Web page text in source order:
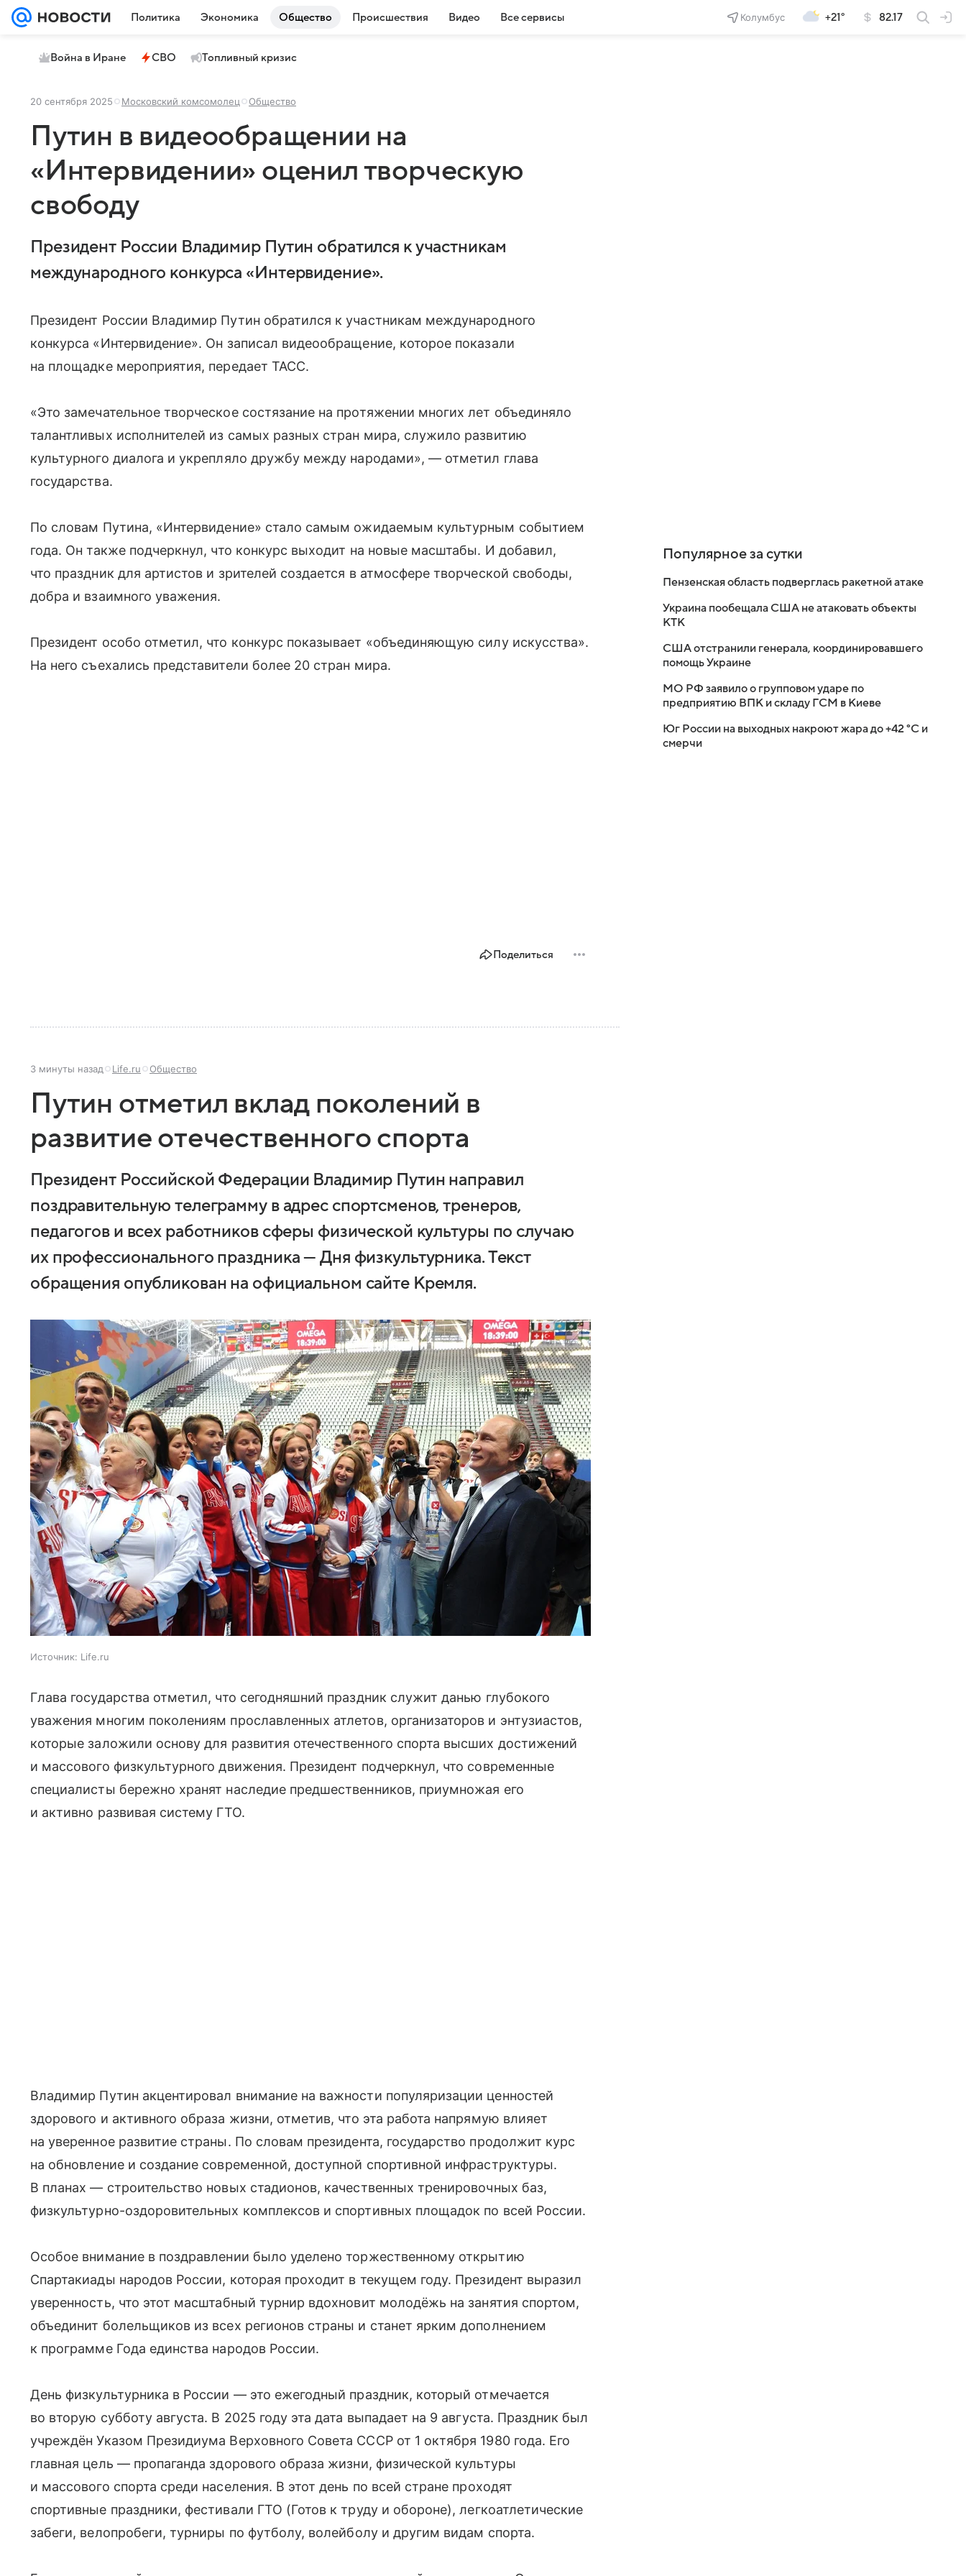
Политика Экономика Общество Происшествия Видео Все сервисы Колумбус +21° 82.17
Война в Иране СВО Топливный кризис
20 сентября 2025 Московский комсомолец Общество
Путин в видеообращении на
«Интервидении» оценил творческую
свободу
Президент России Владимир Путин обратился к участникам
международного конкурса «Интервидение».
Президент России Владимир Путин обратился к участникам международного
конкурса «Интервидение». Он записал видеообращение, которое показали
на площадке мероприятия, передает ТАСС.
«Это замечательное творческое состязание на протяжении многих лет объединяло
талантливых исполнителей из самых разных стран мира, служило развитию
культурного диалога и укрепляло дружбу между народами», — отметил глава
государства.
По словам Путина, «Интервидение» стало самым ожидаемым культурным событием
года. Он также подчеркнул, что конкурс выходит на новые масштабы. И добавил,
что праздник для артистов и зрителей создается в атмосфере творческой свободы,
добра и взаимного уважения.
Президент особо отметил, что конкурс показывает «объединяющую силу искусства».
На него съехались представители более 20 стран мира.
Поделиться
3 минуты назад Life.ru Общество
Путин отметил вклад поколений в
развитие отечественного спорта
Президент Российской Федерации Владимир Путин направил
поздравительную телеграмму в адрес спортсменов, тренеров,
педагогов и всех работников сферы физической культуры по случаю
их профессионального праздника — Дня физкультурника. Текст
обращения опубликован на официальном сайте Кремля.
Источник: Life.ru
Глава государства отметил, что сегодняшний праздник служит данью глубокого
уважения многим поколениям прославленных атлетов, организаторов и энтузиастов,
которые заложили основу для развития отечественного спорта высших достижений
и массового физкультурного движения. Президент подчеркнул, что современные
специалисты бережно хранят наследие предшественников, приумножая его
и активно развивая систему ГТО.
Владимир Путин акцентировал внимание на важности популяризации ценностей
здорового и активного образа жизни, отметив, что эта работа напрямую влияет
на уверенное развитие страны. По словам президента, государство продолжит курс
на обновление и создание современной, доступной спортивной инфраструктуры.
В планах — строительство новых стадионов, качественных тренировочных баз,
физкультурно-оздоровительных комплексов и спортивных площадок по всей России.
Особое внимание в поздравлении было уделено торжественному открытию
Спартакиады народов России, которая проходит в текущем году. Президент выразил
уверенность, что этот масштабный турнир вдохновит молодёжь на занятия спортом,
объединит болельщиков из всех регионов страны и станет ярким дополнением
к программе Года единства народов России.
День физкультурника в России — это ежегодный праздник, который отмечается
во вторую субботу августа. В 2025 году эта дата выпадает на 9 августа. Праздник был
учреждён Указом Президиума Верховного Совета СССР от 1 октября 1980 года. Его
главная цель — пропаганда здорового образа жизни, физической культуры
и массового спорта среди населения. В этот день по всей стране проходят
спортивные праздники, фестивали ГТО (Готов к труду и обороне), легкоатлетические
забеги, велопробеги, турниры по футболу, волейболу и другим видам спорта.
Популярное за сутки
Пензенская область подверглась ракетной атаке
Украина пообещала США не атаковать объекты
КТК
США отстранили генерала, координировавшего
помощь Украине
МО РФ заявило о групповом ударе по
предприятию ВПК и складу ГСМ в Киеве
Юг России на выходных накроют жара до +42 °C и
смерчи